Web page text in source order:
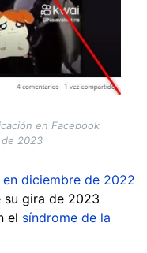
en Facebook
de 2023
en diciembre de 2022
su gira de 2023
el síndrome de la